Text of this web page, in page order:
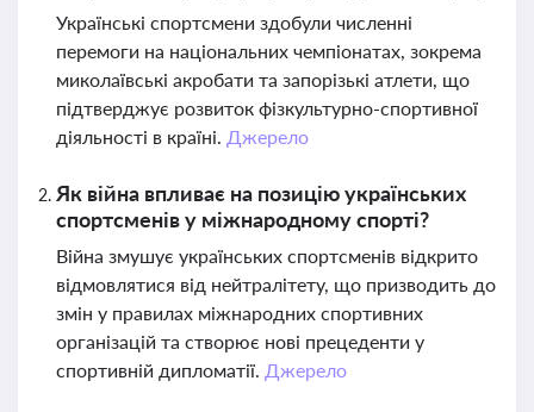
Українські спортсмени здобули численні
перемоги на національних чемпіонатах, зокрема
миколаївські акробати та запорізькі атлети, що
підтверджує розвиток фізкультурно-спортивної
діяльності в країні. Джерело
Як війна впливає на позицію українських
спортсменів у міжнародному спорті?
Війна змушує українських спортсменів відкрито
відмовлятися від нейтралітету, що призводить до
змін у правилах міжнародних спортивних
організацій та створює нові прецеденти у
спортивній дипломатії. Джерело